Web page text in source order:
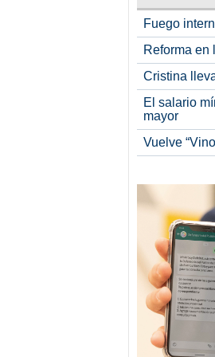
Fuego
Reforma en
Cristina
El salario
mayor
Vuelve